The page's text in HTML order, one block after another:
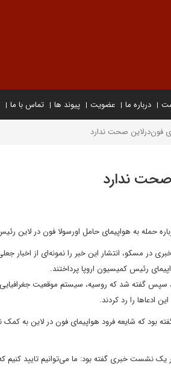
درباره ما عضویت پیوند ها تماس با ما
فون‌درلاین صحت ندارد
صحت ندارد
حمله به هواپیمای حامل اورسولا فون در لاین
در مسکو، انتشار این خبر را نمونه‌ای از اخبار
رئیس کمیسیون اروپا پرداختند.
سپس گفته شد که روسیه، سیستم موقعیت
ادعاها را رد کردند.
بود که شایعه فرود هواپیمای فون در لاین به
پودستا سخنگوی کمیسیون اروپا پیش از این ۱۰ شهریور ۱۴۰۴ در یک نشست خبری گفته